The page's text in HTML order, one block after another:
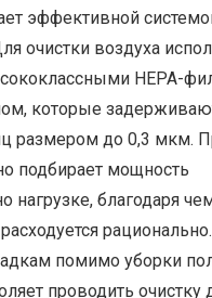
эффективной
очистки воздуха
HEPA-
которые
размером до 0,3 мкм.
подбирает мощность
нагрузке, благодаря
рационально.
помимо уборки
проводить очистку